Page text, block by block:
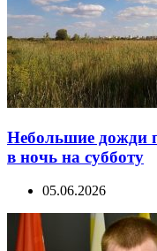
Небольшие дожди
в ночь на субботу
05.06.2026